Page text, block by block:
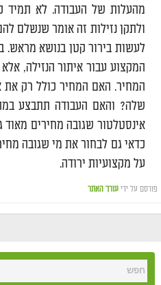
מהעלות של העבודה. לא תמיד
ולתקן נזילות זה אומר שנשלם
לעשות בירור קטן בנושא מראש.
המקצוע עבור איתור הנזילה,
המחיר. האם המחיר כולל רק את
שלה? והאם העבודה תתבצע
אינסטלטור שגובה מחירים
כדאי גם לבחור את מי שגובה
על מקצועיות ירודה.
פורסם על ידי עורך האתר